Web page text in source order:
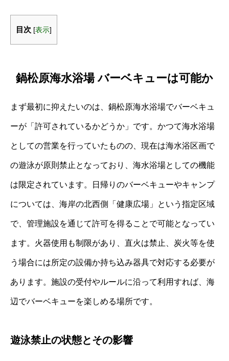
目次 [表示]
鍋松原海水浴場 バーベキューは可能か
まず最初に抑えたいのは、鍋松原海水浴場でバーベキュ
ーが「許可されているかどうか」です。かつて海水浴場
としての営業を行っていたものの、現在は海水浴区画で
の遊泳が原則禁止となっており、海水浴場としての機能
は限定されています。日帰りのバーベキューやキャンプ
については、海岸の北西側「健康広場」という指定区域
で、管理施設を通じて許可を得ることで可能となってい
ます。火器使用も制限があり、直火は禁止、炭火等を使
う場合には所定の設備か持ち込み器具で対応する必要が
あります。施設の受付やルールに沿って利用すれば、海
辺でバーベキューを楽しめる場所です。
遊泳禁止の状態とその影響